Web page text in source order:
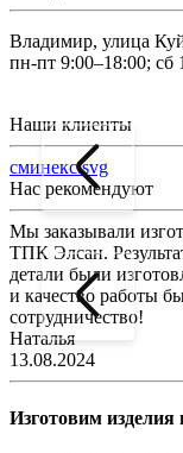
Владимир, улица
пн-пт 9:00–18:00; сб
Наши клиенты
сминекс.svg
Нас рекомендуют
Мы заказывали
ТПК Элсан.
детали были
и качество работы
сотрудничество!
Наталья
13.08.2024
Изготовим изделия